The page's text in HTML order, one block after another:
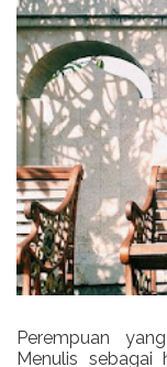
Perempuan
Menulis sebagai